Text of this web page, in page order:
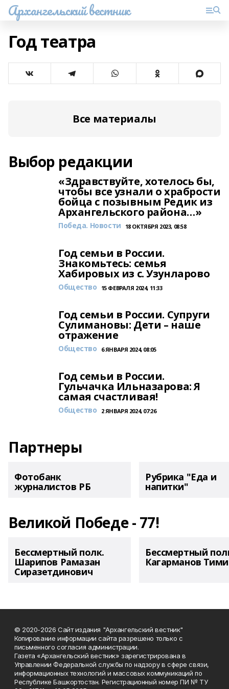
Архангельский вестник
Год театра
Все материалы
Выбор редакции
«Здравствуйте, хотелось бы,
чтобы все узнали о храбрости
бойца с позывным Редик из
Архангельского района…»
Победа. Новости 18 ОКТЯБРЯ 2023, 08:58
Год семьи в России.
Знакомьтесь: семья
Хабировых из с. Узунларово
Общество 15 ФЕВРАЛЯ 2024, 11:33
Год семьи в России. Супруги
Сулимановы: Дети – наше
отражение
Общество 6 ЯНВАРЯ 2024, 08:05
Год семьи в России.
Гульчачка Ильназарова: Я
самая счастливая!
Общество 2 ЯНВАРЯ 2024, 07:26
Партнеры
Фотобанк
журналистов РБ
Рубрика "Еда и
напитки"
Великой Победе - 77!
Бессмертный полк.
Шарипов Рамазан
Сиразетдинович
Бессмертный
Кагарманов
© 2020-2026 Сайт издания "Архангельский вестник"
Копирование информации сайта разрешено только с
письменного согласия администрации.
Газета «Архангельский вестник» зарегистрирована в
Управлении Федеральной службы по надзору в сфере связи,
информационных технологий и массовых коммуникаций по
Республике Башкортостан. Регистрационный номер ПИ № ТУ